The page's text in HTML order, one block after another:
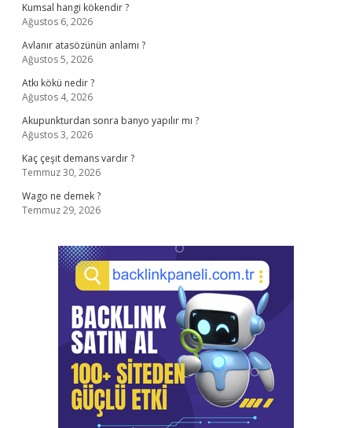
Kumsal hangi kökendir ?
Ağustos 6, 2026
Avlanır atasözünün anlamı ?
Ağustos 5, 2026
Atkı kökü nedir ?
Ağustos 4, 2026
Akupunkturdan sonra banyo yapılır mı ?
Ağustos 3, 2026
Kaç çeşit demans vardır ?
Temmuz 30, 2026
Wago ne demek ?
Temmuz 29, 2026